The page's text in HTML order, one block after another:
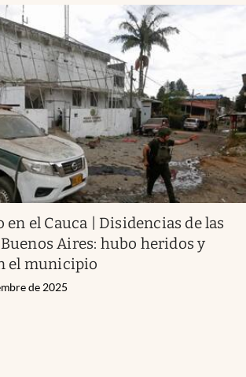
en el Cauca | Disidencias de las
Aires: hubo heridos y
el municipio
de 2025